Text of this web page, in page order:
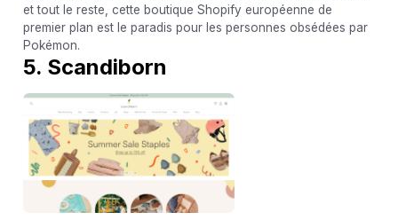
et tout le reste, cette boutique Shopify européenne de
premier plan est le paradis pour les personnes obsédées par
Pokémon.
5. Scandiborn